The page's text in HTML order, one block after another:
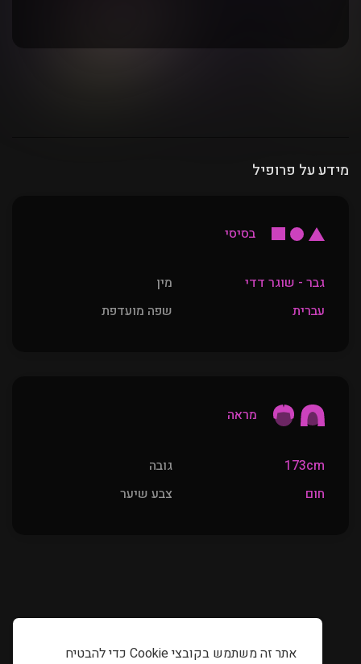
אתר זה משתמש בקובצי Cookie כדי להבטיח
מידע על פרופיל
בסיסי
מין
גבר - שוגר דדי
שפה מועדפת
עברית
מראה
גובה
173cm
צבע שיער
חום